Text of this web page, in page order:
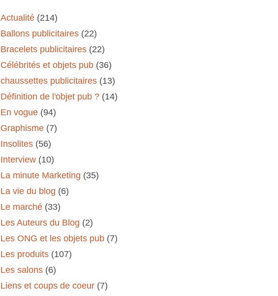
Actualité (214)
Ballons publicitaires (22)
Bracelets publicitaires (22)
Célébrités et objets pub (36)
chaussettes publicitaires (13)
Définition de l'objet pub ? (14)
En vogue (94)
Graphisme (7)
Insolites (56)
Interview (10)
La minute Marketing (35)
La vie du blog (6)
Le marché (33)
Les Auteurs du Blog (2)
Les ONG et les objets pub (7)
Les produits (107)
Les salons (6)
Liens et coups de coeur (7)